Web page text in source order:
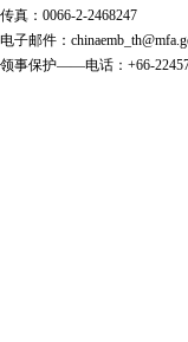
传真：0066-2-2468247
电子邮件：
领事保护——电话：+66-